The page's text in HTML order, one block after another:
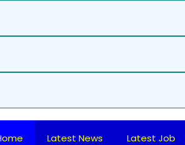
Latest News Latest Job